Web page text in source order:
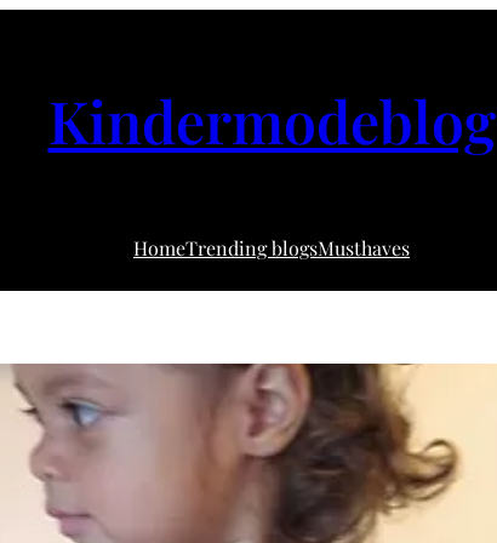
Kindermodeblog
HomeTrending blogsMusthaves